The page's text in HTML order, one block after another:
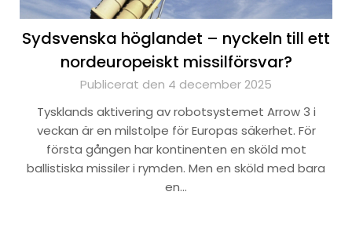
Sydsvenska höglandet – nyckeln till ett
nordeuropeiskt missilförsvar?
Publicerat den 4 december 2025
Tysklands aktivering av robotsystemet Arrow 3 i
veckan är en milstolpe för Europas säkerhet. För
första gången har kontinenten en sköld mot
ballistiska missiler i rymden. Men en sköld med bara
en…